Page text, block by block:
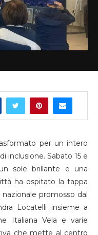
per un intero
inclusione. Sabato 15 e
sole brillante e una
ha ospitato la tappa
promosso dal
Locatelli insieme a
Italiana Vela e varie